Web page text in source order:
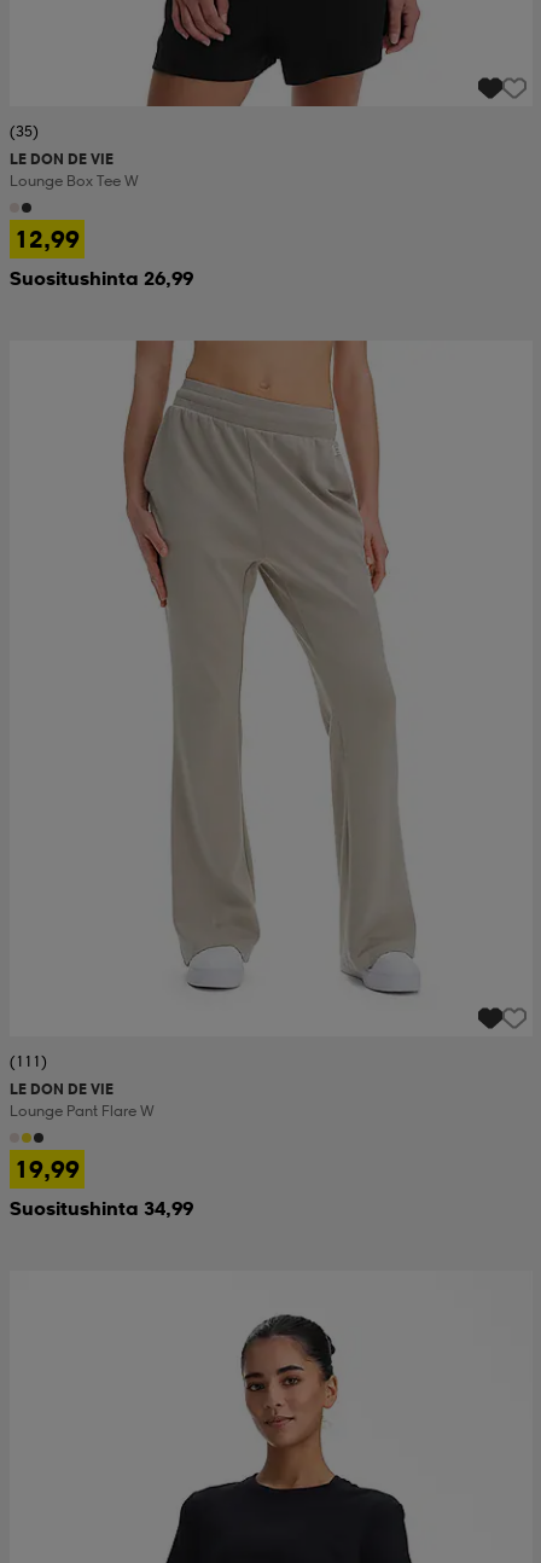
(35)
LE DON DE VIE
Lounge Box Tee W
12,99
Suositushinta 26,99
(111)
LE DON DE VIE
Lounge Pant Flare W
19,99
Suositushinta 34,99